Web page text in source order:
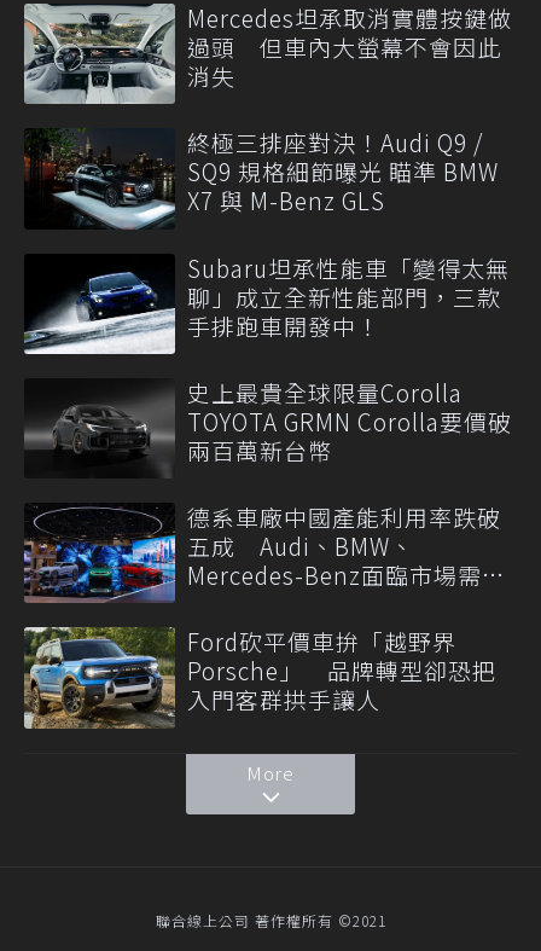
Mercedes坦承取消實體按鍵做
過頭 但車內大螢幕不會因此
消失
終極三排座對決！Audi Q9 /
SQ9 規格細節曝光 瞄準 BMW
X7 與 M-Benz GLS
Subaru坦承性能車「變得太無
聊」成立全新性能部門，三款
手排跑車開發中！
史上最貴全球限量Corolla
TOYOTA GRMN Corolla要價破
兩百萬新台幣
德系車廠中國產能利用率跌破
五成 Audi、BMW、
Mercedes-Benz面臨市場需求
Ford砍平價車拚「越野界
Porsche」 品牌轉型卻恐把
入門客群拱手讓人
More
聯合線上公司 著作權所有 ©2021